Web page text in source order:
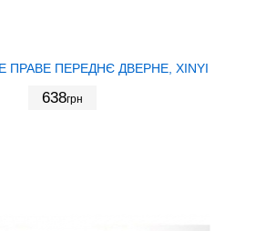
ПРАВЕ ПЕРЕДНЄ ДВЕРНЕ, XINYI
638грн